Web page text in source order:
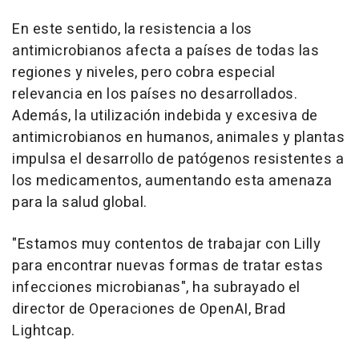
En este sentido, la resistencia a los
antimicrobianos afecta a países de todas las
regiones y niveles, pero cobra especial
relevancia en los países no desarrollados.
Además, la utilización indebida y excesiva de
antimicrobianos en humanos, animales y plantas
impulsa el desarrollo de patógenos resistentes a
los medicamentos, aumentando esta amenaza
para la salud global.
"Estamos muy contentos de trabajar con Lilly
para encontrar nuevas formas de tratar estas
infecciones microbianas", ha subrayado el
director de Operaciones de OpenAI, Brad
Lightcap.